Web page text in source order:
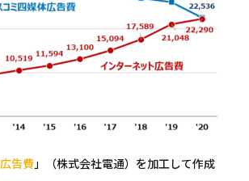
告費」（株式会社電通）を加工して作成